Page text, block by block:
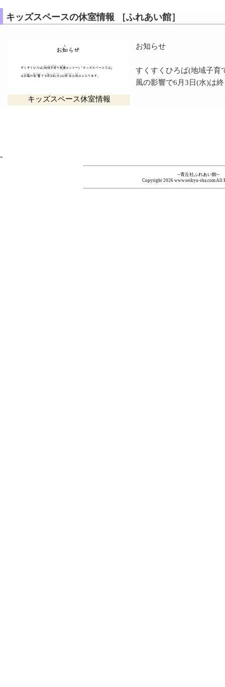
キッズスペースの休室情報 ［ふれあい館］
キッズスペース休室情報
お知らせ
すくすくひろば(地域子育
風の影響で6月3日(水)は
-
--青丘社ふれあい館--
Copyright 2026 www.seikyu-sha.com All